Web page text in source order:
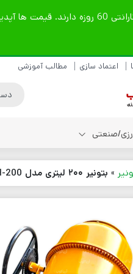
اعتماد سازی مطالب آموزشی
دریلی
بادی
شیلنگ
صنعتی
» بتونیر ۲۰۰ لیتری مدل CMH-200